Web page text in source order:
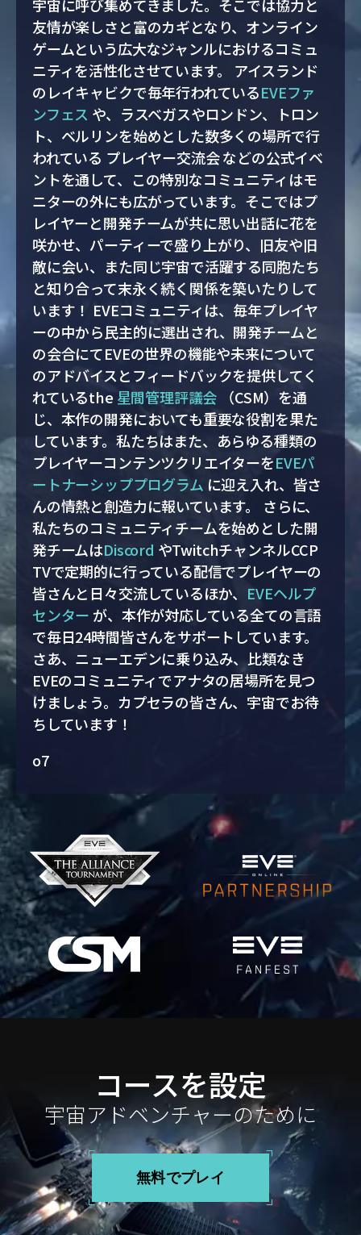
宇宙に呼び集めてきました。そこでは協力と
友情が楽しさと富のカギとなり、オンライン
ゲームという広大なジャンルにおけるコミュ
ニティを活性化させています。 アイスランド
のレイキャビクで毎年行われているEVEファ
ンフェス や、ラスベガスやロンドン、トロン
ト、ベルリンを始めとした数多くの場所で行
われている プレイヤー交流会 などの公式イベ
ントを通して、この特別なコミュニティはモ
ニターの外にも広がっています。そこではプ
レイヤーと開発チームが共に思い出話に花を
咲かせ、パーティーで盛り上がり、旧友や旧
敵に会い、また同じ宇宙で活躍する同胞たち
と知り合って末永く続く関係を築いたりして
います！ EVEコミュニティは、毎年プレイヤ
ーの中から民主的に選出され、開発チームと
の会合にてEVEの世界の機能や未来について
のアドバイスとフィードバックを提供してく
れているthe星間管理評議会 （CSM）を通
じ、本作の開発においても重要な役割を果た
しています。私たちはまた、あらゆる種類の
プレイヤーコンテンツクリエイターをEVEパ
ートナーシッププログラム に迎え入れ、皆さ
んの情熱と創造力に報いています。 さらに、
私たちのコミュニティチームを始めとした開
発チームはDiscord やTwitchチャンネルCCP
TVで定期的に行っている配信でプレイヤーの
皆さんと日々交流しているほか、 EVEヘルプ
センター が、本作が対応している全ての言語
で毎日24時間皆さんをサポートしています。
さあ、ニューエデンに乗り込み、比類なき
EVEのコミュニティでアナタの居場所を見つ
けましょう。カプセラの皆さん、宇宙でお待
ちしています！
o7
コースを設定
宇宙アドベンチャーのために
無料でプレイ